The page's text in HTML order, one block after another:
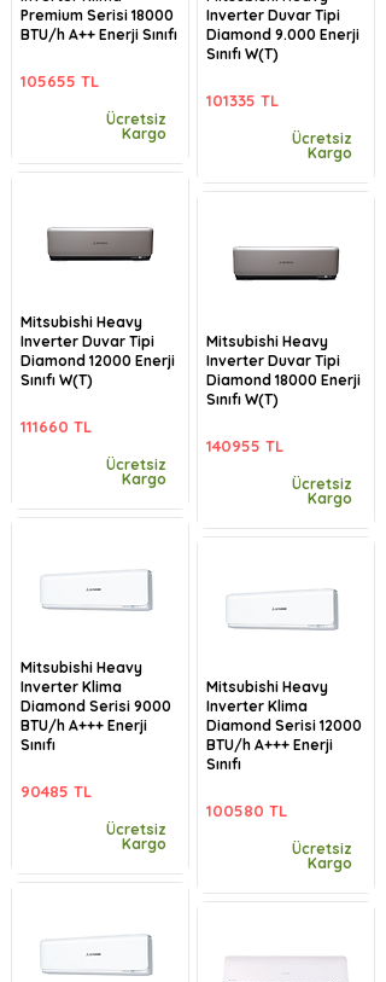
Premium Serisi 18000
BTU/h A++ Enerji Sınıfı
105655 TL
Ücretsiz
Kargo
Mitsubishi Heavy
Inverter Duvar Tipi
Diamond 12000 Enerji
Sınıfı W(T)
111660 TL
Ücretsiz
Kargo
Mitsubishi Heavy
Inverter Klima
Diamond Serisi 9000
BTU/h A+++ Enerji
Sınıfı
90485 TL
Ücretsiz
Kargo
Inverter Duvar Tipi
Diamond 9.000 Enerji
Sınıfı W(T)
101335 TL
Ücretsiz
Kargo
Mitsubishi Heavy
Inverter Duvar Tipi
Diamond 18000 Enerji
Sınıfı W(T)
140955 TL
Ücretsiz
Kargo
Mitsubishi Heavy
Inverter Klima
Diamond Serisi 12000
BTU/h A+++ Enerji
Sınıfı
100580 TL
Ücretsiz
Kargo